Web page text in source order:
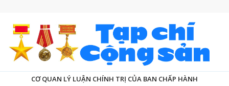
CƠ QUAN LÝ LUẬN CHÍNH TRỊ CỦA BAN CHẤP HÀNH